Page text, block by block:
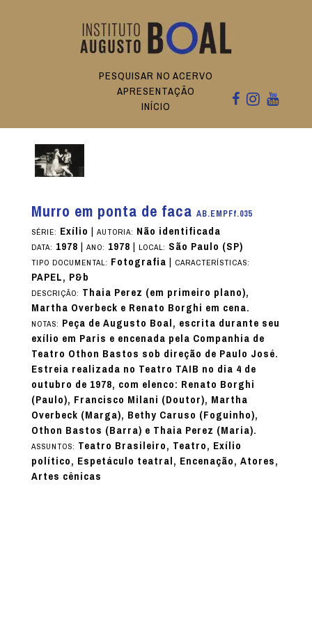
PESQUISAR NO ACERVO
APRESENTAÇÃO
INÍCIO
Murro em ponta de faca AB.EMPFf.035
SÉRIE: Exílio | AUTORIA: Não identificada
DATA: 1978| ANO: 1978| LOCAL: São Paulo (SP)
TIPO DOCUMENTAL: Fotografia| CARACTERÍSTICAS:
PAPEL, P&b
DESCRIÇÃO: Thaia Perez (em primeiro plano),
Martha Overbeck e Renato Borghi em cena.
NOTAS: Peça de Augusto Boal, escrita durante seu
exílio em Paris e encenada pela Companhia de
Teatro Othon Bastos sob direção de Paulo José.
Estreia realizada no Teatro TAIB no dia 4 de
outubro de 1978, com elenco: Renato Borghi
(Paulo), Francisco Milani (Doutor), Martha
Overbeck (Marga), Bethy Caruso (Foguinho),
Othon Bastos (Barra) e Thaia Perez (Maria).
ASSUNTOS: Teatro Brasileiro, Teatro, Exílio
político, Espetáculo teatral, Encenação, Atores,
Artes cênicas